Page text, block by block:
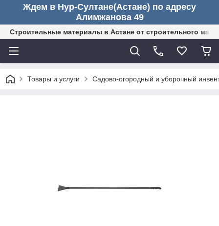
Ждем в Нур-Султане(Астане) по адресу
Алимжанова 49
Строительные материалы в Астане от строительного
Товары и услуги Садово-огородный и уборочный